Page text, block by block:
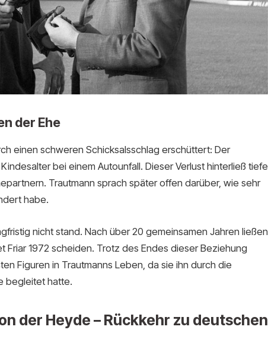
der Ehe
einen schweren Schicksalsschlag erschüttert: Der
bei einem Autounfall. Dieser Verlust hinterließ tiefe
Trautmann sprach später offen darüber, wie sehr
habe.
nicht stand. Nach über 20 gemeinsamen Jahren ließen
Friar 1972 scheiden. Trotz des Endes dieser Beziehung
Figuren in Trautmanns Leben, da sie ihn durch die
begleitet hatte.
der Heyde – Rückkehr zu deutschen